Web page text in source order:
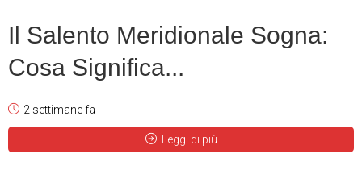
Il Salento Meridionale Sogna:
Cosa Significa...
2 settimane fa
Leggi di più